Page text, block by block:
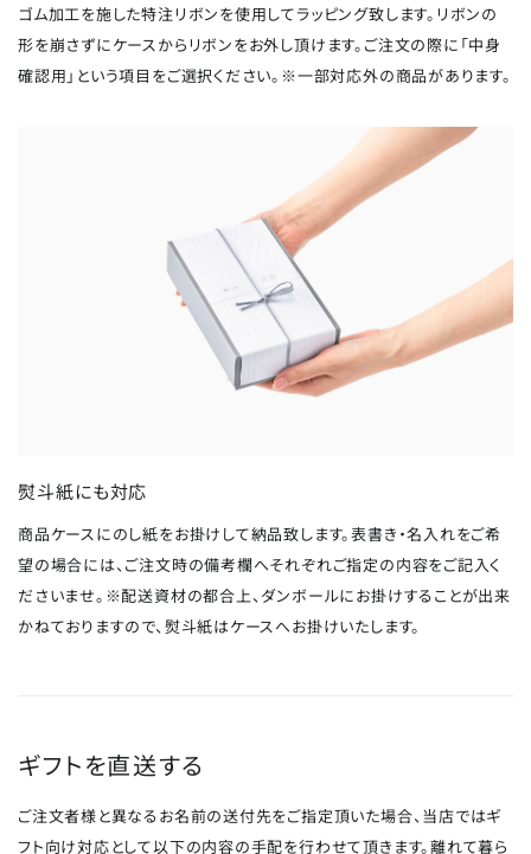
ゴム加工を施した特注リボンを使用してラッピング致します。リボンの
形を崩さずにケースからリボンをお外し頂けます。ご注文の際に「中身
確認用」という項目をご選択ください。※一部対応外の商品があります。
熨斗紙にも対応
商品ケースにのし紙をお掛けして納品致します。表書き・名入れをご希
望の場合には、ご注文時の備考欄へそれぞれご指定の内容をご記入く
ださいませ。※配送資材の都合上、ダンボールにお掛けすることが出来
かねておりますので、熨斗紙はケースへお掛けいたします。
ギフトを直送する
ご注文者様と異なるお名前の送付先をご指定頂いた場合、当店ではギ
フト向け対応として以下の内容の手配を行わせて頂きます。離れて暮ら